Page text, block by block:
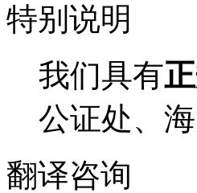
特别 说明
我们具有
公证处、
翻译咨询